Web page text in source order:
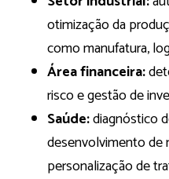
otimização da
como manufatura,
Área financeira:
risco e gestão de
Saúde:diagnóstico
desenvolvimento de
personalização de